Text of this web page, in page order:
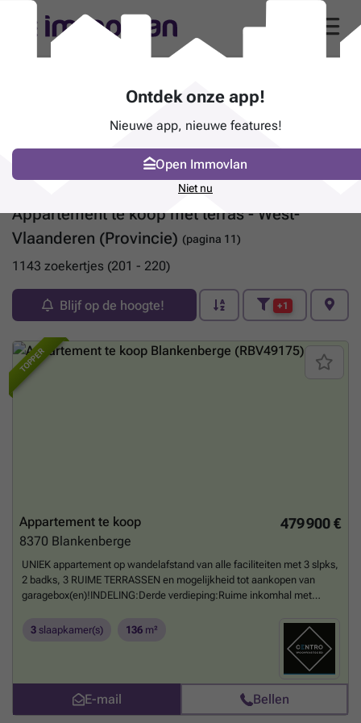
Appartement te koop met terras - West-
Vlaanderen (Provincie) (pagina 11)
1143 zoekertjes (201 - 220)
Blijf op de hoogte! +1
TOPPER
479 900 €
Appartement te koop
8370 Blankenberge
UNIEK appartement op wandelafstand van alle faciliteiten met 3 slpks,
2 badks, 3 RUIME TERRASSEN en mogelijkheid tot aankopen van
garagebox(en)!INDELING:Derde verdieping:Ruime inkomhal met
(wordt naar EIGEN SMAAK afgewerkt!/o.a. met dubbele spoelbak,
kookeiland, inductiefornuis, dampkap, combi-oven, koelkast en
vaatwasmachine) - berging (met wasplaats) - afzonderlijk gastentoilet
(met lavabo) - badkamer 1 (o.a. met dubbel lavabomeubel en
inloopdouche of ligbad) - RUIME slaapkamer 1 - badkamer 2 (o.a. met
lavabomeubel en inloopdouche) - RUIME slaapkamer 2 -
FANTASTISCHE zonneterrassen rondom het appartement (Ganse dag
3 slaapkamer(s) 136 m²
E-mail Bellen
Ontdek onze app!
Nieuwe app, nieuwe features!
Open Immovlan
Niet nu